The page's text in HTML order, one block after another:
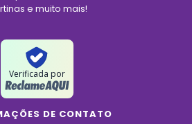
e muito mais!
Verificada por
DE CONTATO